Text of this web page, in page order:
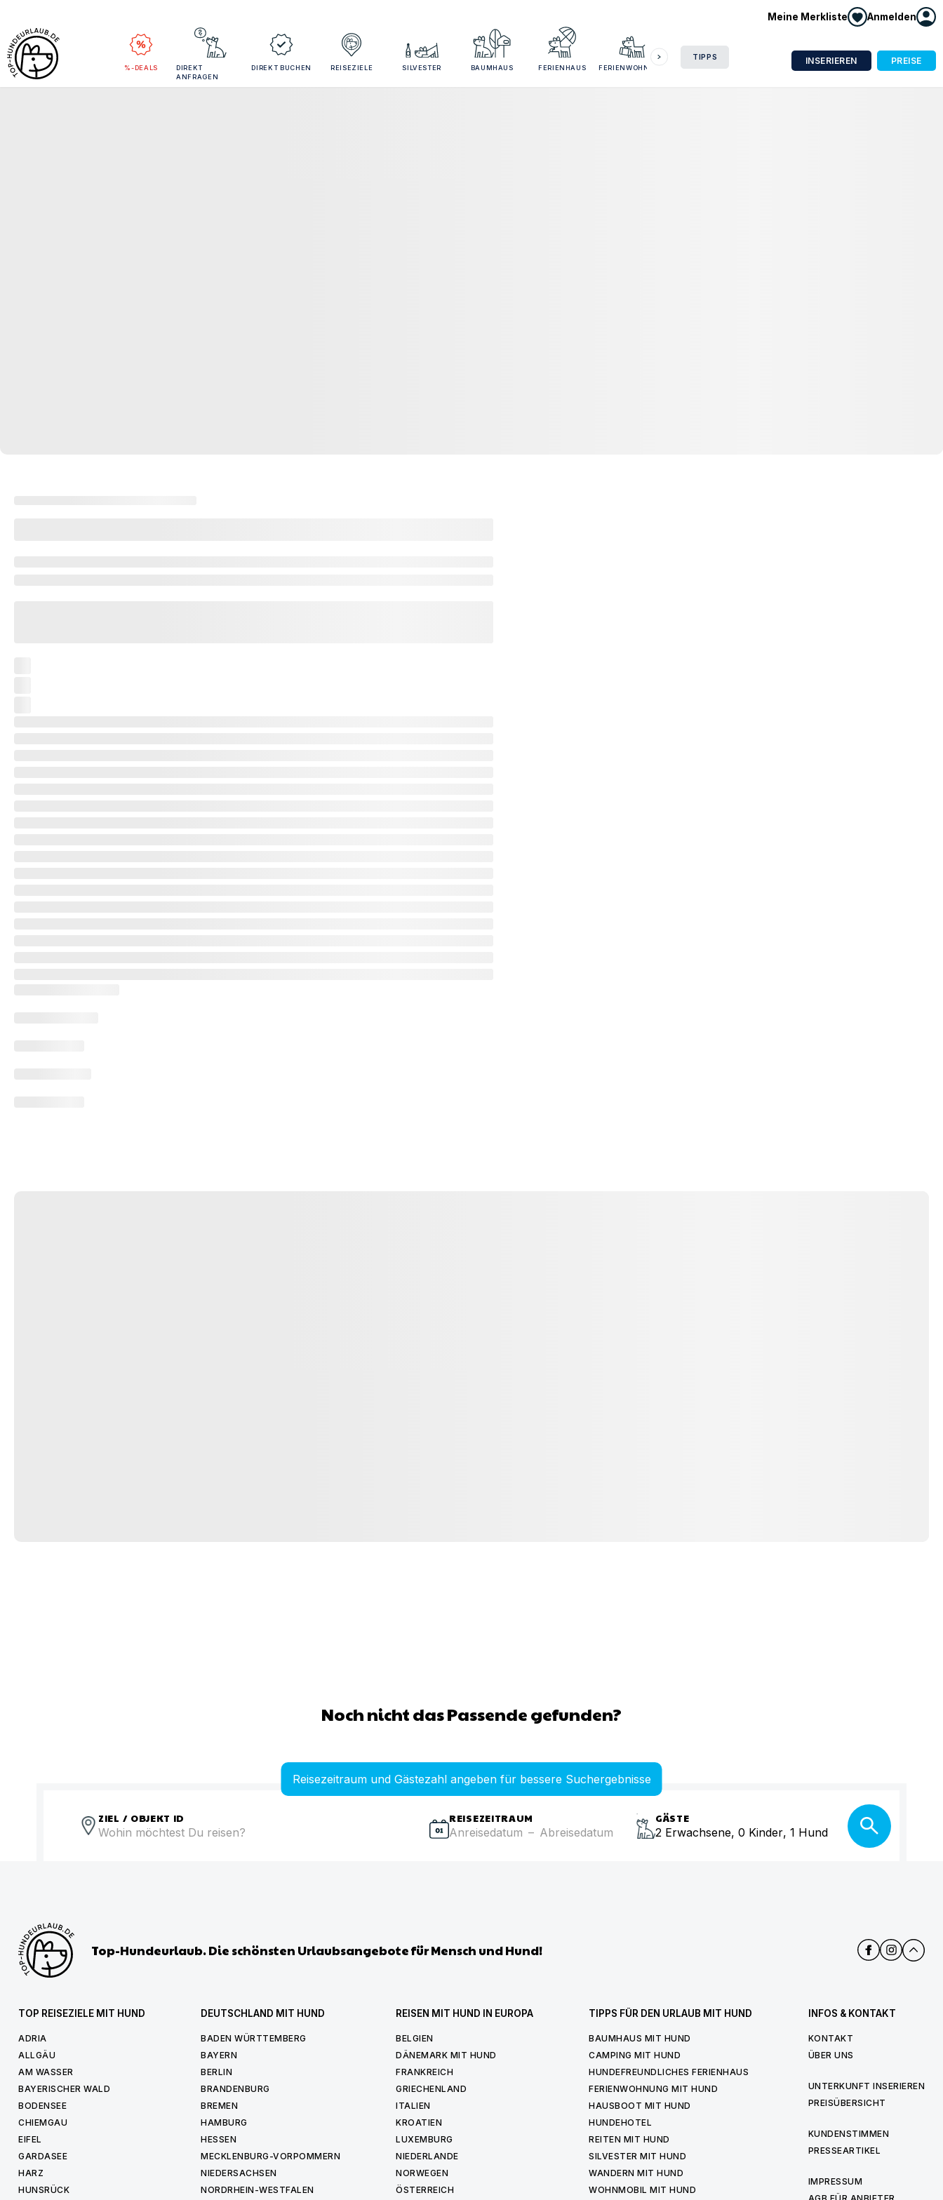
Meine Merkliste Anmelden
%-DEALS
DIREKT
ANFRAGEN
DIREKT BUCHEN REISEZIELE SILVESTER BAUMHAUS FERIENHAUS FERIENWOHNUNG
TIPPS INSERIEREN PREISE
Noch nicht das Passende gefunden?
Reisezeitraum und Gästezahl angeben für bessere Suchergebnisse
ZIEL / OBJEKT ID REISEZEITRAUM
Anreisedatum – Abreisedatum
GÄSTE
2 Erwachsene, 0 Kinder, 1 Hund
Top-Hundeurlaub. Die schönsten Urlaubsangebote für Mensch und Hund!
TOP REISEZIELE MIT HUND
ADRIA
ALLGÄU
AM WASSER
BAYERISCHER WALD
BODENSEE
CHIEMGAU
EIFEL
GARDASEE
HARZ
HUNSRÜCK
DEUTSCHLAND MIT HUND
BADEN WÜRTTEMBERG
BAYERN
BERLIN
BRANDENBURG
BREMEN
HAMBURG
HESSEN
MECKLENBURG-VORPOMMERN
NIEDERSACHSEN
NORDRHEIN-WESTFALEN
REISEN MIT HUND IN EUROPA
BELGIEN
DÄNEMARK MIT HUND
FRANKREICH
GRIECHENLAND
ITALIEN
KROATIEN
LUXEMBURG
NIEDERLANDE
NORWEGEN
ÖSTERREICH
TIPPS FÜR DEN URLAUB MIT HUND
BAUMHAUS MIT HUND
CAMPING MIT HUND
HUNDEFREUNDLICHES FERIENHAUS
FERIENWOHNUNG MIT HUND
HAUSBOOT MIT HUND
HUNDEHOTEL
REITEN MIT HUND
SILVESTER MIT HUND
WANDERN MIT HUND
WOHNMOBIL MIT HUND
INFOS & KONTAKT
KONTAKT
ÜBER UNS
UNTERKUNFT INSERIEREN
PREISÜBERSICHT
KUNDENSTIMMEN
PRESSEARTIKEL
IMPRESSUM